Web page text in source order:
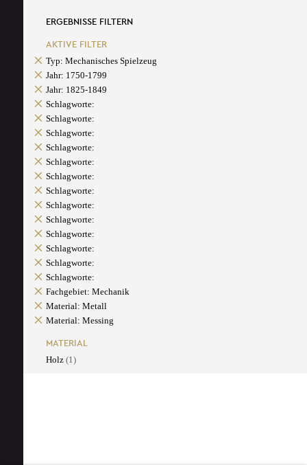
ERGEBNISSE FILTERN
AKTIVE FILTER
Typ: Mechanisches Spielzeug
Jahr: 1750-1799
Jahr: 1825-1849
Schlagworte:
Schlagworte:
Schlagworte:
Schlagworte:
Schlagworte:
Schlagworte:
Schlagworte:
Schlagworte:
Schlagworte:
Schlagworte:
Schlagworte:
Schlagworte:
Schlagworte:
Fachgebiet: Mechanik
Material: Metall
Material: Messing
MATERIAL
Holz (1)